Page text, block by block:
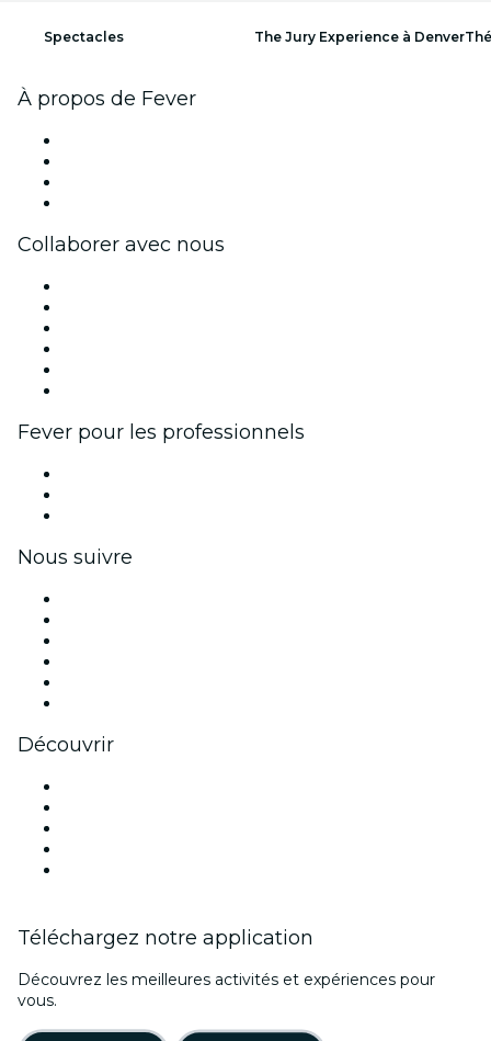
Spectacles The Jury Experience à Denver
À propos de Fever
Collaborer avec nous
Fever pour les professionnels
Nous suivre
Découvrir
Téléchargez notre application
Découvrez les meilleures activités et expériences pour
vous.